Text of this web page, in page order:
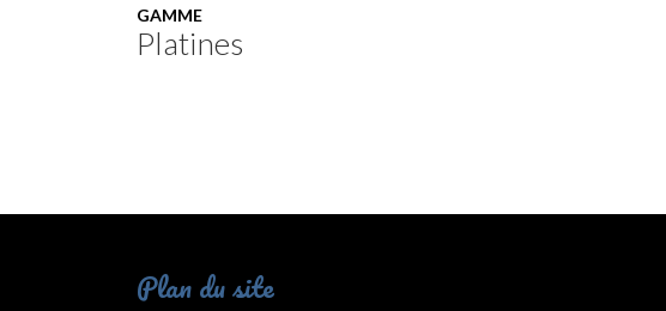
GAMME
Platines
Plan du site